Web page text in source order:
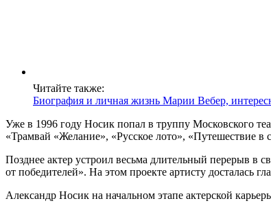
Читайте также:
Биография и личная жизнь Марии Вебер,
Уже в 1996 году Носик попал в труппу Московского
«Трамвай «Желание», «Русское лото», «Путешествие в
Позднее актер устроил весьма длительный перерыв в
от победителей». На этом проекте артисту досталась
Александр Носик на начальном этапе актерской